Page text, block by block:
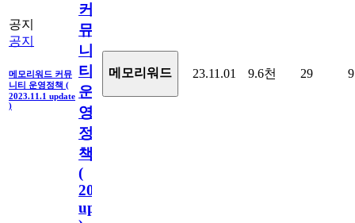
공지
공지
메모리워드 커뮤
니티 운영정책 (
2023.11.1 update
)
커
뮤
니
티
운
영
정
책
(
2023.11.1
update
메모리워드 23.11.01 9.6천 29 9